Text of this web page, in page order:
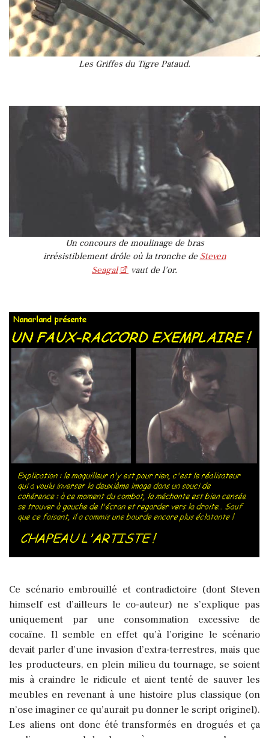
Les Griffes du Tigre Pataud.
Un concours de moulinage de bras
irrésistiblement drôle où la tronche de Steven
Seagal
vaut de l’or.
Ce scénario embrouillé et contradictoire (dont Steven
himself est d’ailleurs le co-auteur) ne s’explique pas
uniquement par une consommation excessive de
cocaïne. Il semble en effet qu’à l’origine le scénario
devait parler d’une invasion d’extra-terrestres, mais que
les producteurs, en plein milieu du tournage, se soient
mis à craindre le ridicule et aient tenté de sauver les
meubles en revenant à une histoire plus classique (on
n’ose imaginer ce qu’aurait pu donner le script originel).
Les aliens ont donc été transformés en drogués et ça